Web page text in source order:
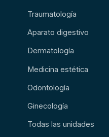
Traumatología
Aparato digestivo
Dermatología
Medicina estética
Odontología
Ginecología
Todas las unidades